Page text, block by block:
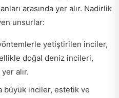
arasında yer alır. Nadirlik
unsurlar:
yetiştirilen inciler,
doğal deniz incileri,
alır.
büyük inciler, estetik ve